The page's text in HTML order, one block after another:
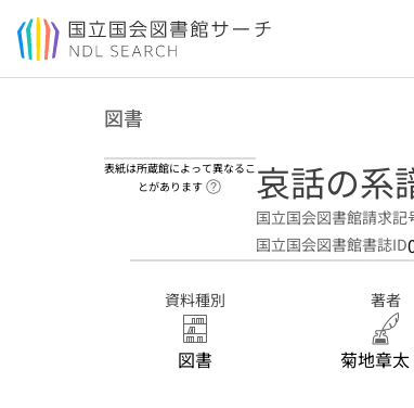
本文へ移動
図書
表紙は所蔵館によって異なるこ
とがあります
ヘルプページへのリンク
哀話の系
国立国会図書館請求記
国立国会図書館書誌ID
資料種別
図書
著者
菊地章